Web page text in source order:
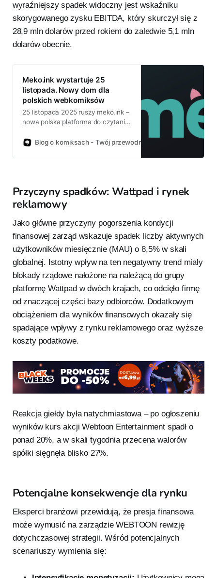
wyraźniejszy spadek widoczny jest wskaźniku
skorygowanego zysku EBITDA, który skurczył się z
28,9 mln dolarów przed rokiem do zaledwie 5,1 mln
dolarów obecnie.
Meko.ink wystartuje 25
listopada. Nowy dom dla
polskich webkomiksów
25 listopada 2025 ruszy meko.ink –
nowa polska platforma do czytania
internetowych. Twórcy obiecują
komiksów” i otwarcie „bram do
Blog o komiksach - Twój przewodnik po świecie komiksów!
Przyczyny spadków: Wattpad i rynek
reklamowy
Jako główne przyczyny pogorszenia kondycji
finansowej zarząd wskazuje spadek liczby aktywnych
użytkowników miesięcznie (MAU) o 8,5% w skali
globalnej. Istotny wpływ na ten negatywny trend miały
blokady rządowe nałożone na należącą do grupy
platformę Wattpad w dwóch krajach, co odcięło firmę
od znaczącej części bazy odbiorców. Dodatkowym
obciążeniem dla wyników finansowych okazały się
spadające wpływy z rynku reklamowego oraz wyższe
koszty podatkowe.
Reakcja giełdy była natychmiastowa – po ogłoszeniu
wyników kurs akcji Webtoon Entertainment spadł o
ponad 20%, a w skali tygodnia przecena walorów
spółki sięgnęła blisko 27%.
Potencjalne konsekwencje dla rynku
Eksperci branżowi przewidują, że presja finansowa
może wymusić na zarządzie WEBTOON rewizję
dotychczasowej strategii. Wśród potencjalnych
scenariuszy wymienia się: